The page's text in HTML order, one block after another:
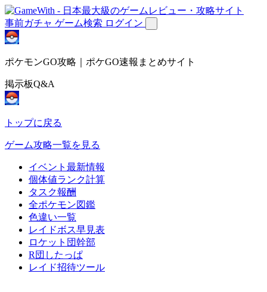
事前ガチャ ゲーム検索 ログイン
ポケモンGO攻略｜ポケGO速報まとめサイト
掲示板Q&A
トップに戻る
ゲーム攻略一覧を見る
イベント最新情報
個体値ランク計算
タスク報酬
全ポケモン図鑑
色違い一覧
レイドボス早見表
ロケット団幹部
R団したっぱ
レイド招待ツール